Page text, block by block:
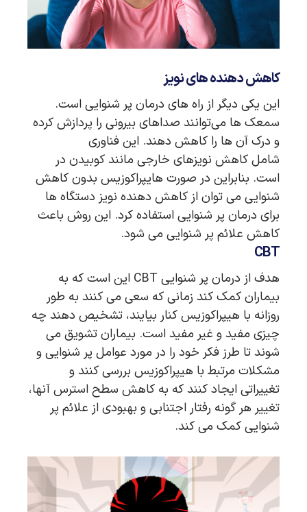
کاهش دهنده های نویز
این یکی دیگر از راه های درمان پر شنوایی است.
سمعک‌ ها می‌توانند صداهای بیرونی را پردازش کرده
و درک آن ها را کاهش دهند. این فناوری
شامل کاهش نویزهای خارجی مانند کوبیدن در
است. بنابراین در صورت هایپراکوزیس بدون کاهش
شنوایی می توان از کاهش دهنده نویز دستگاه ها
برای درمان پر شنوایی استفاده کرد. این روش باعث
کاهش علائم پر شنوایی می شود.
CBT
هدف از درمان پر شنوایی CBT این است که به
بیماران کمک کند زمانی که سعی می کنند به طور
روزانه با هیپراکوزیس کنار بیایند، تشخیص دهند چه
چیزی مفید و غیر مفید است. بیماران تشویق می
شوند تا طرز فکر خود را در مورد عوامل پر شنوایی و
مشکلات مرتبط با هیپراکوزیس بررسی کنند و
تغییراتی ایجاد کنند که به کاهش سطح استرس آنها،
تغییر هر گونه رفتار اجتنابی و بهبودی از علائم پر
شنوایی کمک می کند.